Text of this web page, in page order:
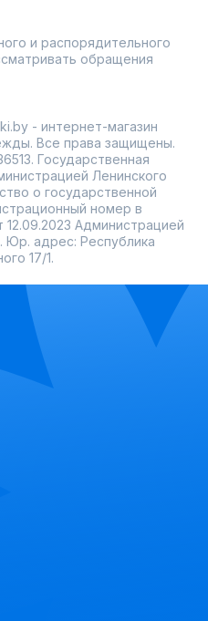
и распорядительного
обращения
- интернет-магазин
Все права защищены.
Государственная
Ленинского
о государственной
номер в
Администрацией
Юр. адрес: Республика
17/1.